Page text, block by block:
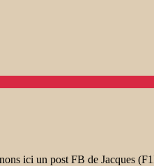
ici un post FB de Jacques